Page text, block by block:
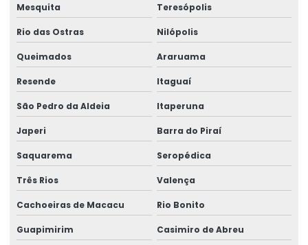
Esteira porta cabo para ponte rolante
Fabricação de caminho de rolamento
Fornecedores de cabo de aço
Fornecedores de talha elétrica
Freio para ponte rolante multimarcas
Gancho para ponte rolante
Importadora de peças ponte rolante multimarcas
Inspeção De Pontes Rolantes Conforme Abnt
Mesquita Teresópolis
Rio das Ostras Nilópolis
Queimados Araruama
Resende Itaguaí
São Pedro da Aldeia Itaperuna
Japeri Barra do Piraí
Saquarema Seropédica
Três Rios Valença
Cachoeiras de Macacu Rio Bonito
Guapimirim Casimiro de Abreu